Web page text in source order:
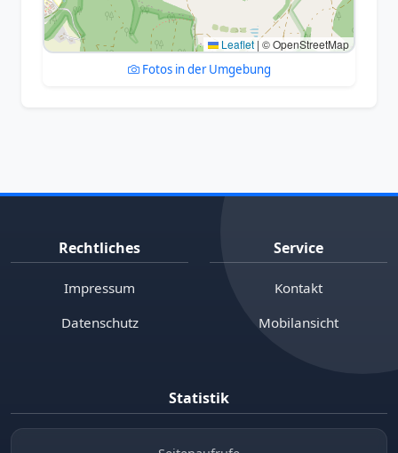
Leaflet | © OpenStreetMap
Fotos in der Umgebung
Rechtliches
Impressum
Datenschutz
Service
Kontakt
Mobilansicht
Statistik